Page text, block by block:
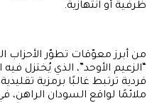
ظرفية أو انتهازية.
من أبرز معوّقات تطوّر الأحزاب
“الزعيم الأوحد”، الذي
فردية ترتبط غالبًا برمزية
ملائمًا لواقع السودان